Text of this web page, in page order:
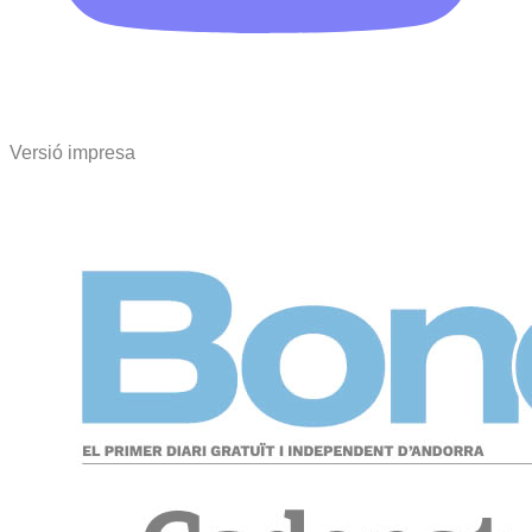
Versió impresa